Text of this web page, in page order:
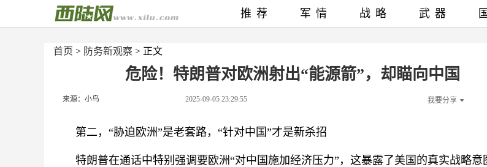
首页 > 防务新观察 > 正文
危险！特朗普对欧洲射出“能源箭”，却瞄向中国
来源：小鸟 2025-09-05 23:29:55 我要分享
第二，“胁迫欧洲”是老套路，“针对中国”才是新杀招
特朗普在通话中特别强调要欧洲“对中国施加经济压力”，这暴露了美国的真实战略
推荐 军情 战略 武器